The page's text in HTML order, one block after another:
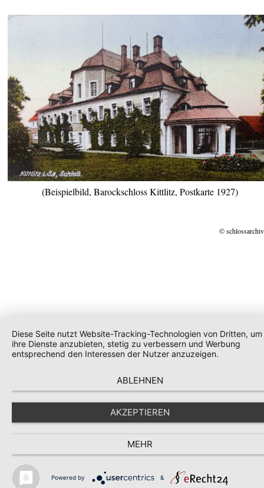
(Beispielbild, Barockschloss Kittlitz, Postkarte 1927)
©
Diese Seite nutzt Website-Tracking-Technologien von Dritten, um
ihre Dienste anzubieten, stetig zu verbessern und Werbung
entsprechend den Interessen der Nutzer anzuzeigen.
ABLEHNEN
AKZEPTIEREN
MEHR
Powered by &